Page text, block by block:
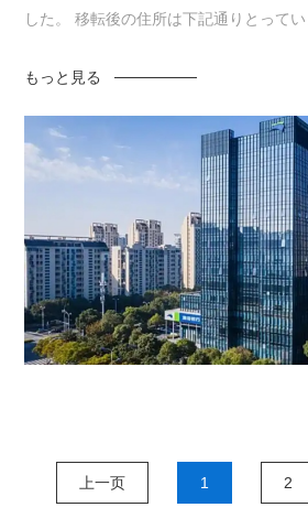
した。 移転後の住所は下記通りとってい
もっと見る
上一页 1 2